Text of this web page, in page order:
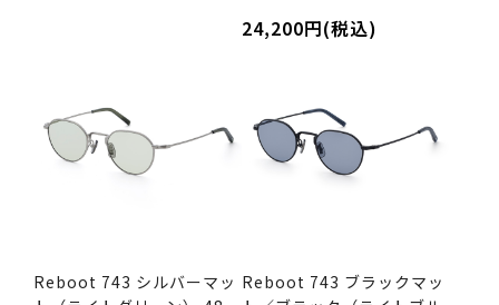
24,200円(税込)
Reboot 743 シルバーマッ Reboot 743 ブラックマッ